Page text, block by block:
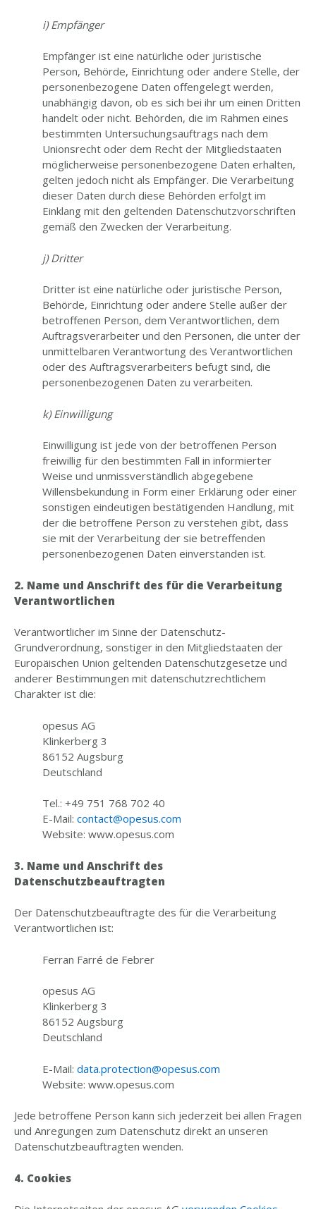
i) Empfänger
Empfänger ist eine natürliche oder juristische
Person, Behörde, Einrichtung oder andere Stelle, der
personenbezogene Daten offengelegt werden,
unabhängig davon, ob es sich bei ihr um einen Dritten
handelt oder nicht. Behörden, die im Rahmen eines
bestimmten Untersuchungsauftrags nach dem
Unionsrecht oder dem Recht der Mitgliedstaaten
möglicherweise personenbezogene Daten erhalten,
gelten jedoch nicht als Empfänger. Die Verarbeitung
dieser Daten durch diese Behörden erfolgt im
Einklang mit den geltenden Datenschutzvorschriften
gemäß den Zwecken der Verarbeitung.
j) Dritter
Dritter ist eine natürliche oder juristische Person,
Behörde, Einrichtung oder andere Stelle außer der
betroffenen Person, dem Verantwortlichen, dem
Auftragsverarbeiter und den Personen, die unter der
unmittelbaren Verantwortung des Verantwortlichen
oder des Auftragsverarbeiters befugt sind, die
personenbezogenen Daten zu verarbeiten.
k) Einwilligung
Einwilligung ist jede von der betroffenen Person
freiwillig für den bestimmten Fall in informierter
Weise und unmissverständlich abgegebene
Willensbekundung in Form einer Erklärung oder einer
sonstigen eindeutigen bestätigenden Handlung, mit
der die betroffene Person zu verstehen gibt, dass
sie mit der Verarbeitung der sie betreffenden
personenbezogenen Daten einverstanden ist.
2. Name und Anschrift des für die Verarbeitung
Verantwortlichen
Verantwortlicher im Sinne der Datenschutz-
Grundverordnung, sonstiger in den Mitgliedstaaten der
Europäischen Union geltenden Datenschutzgesetze und
anderer Bestimmungen mit datenschutzrechtlichem
Charakter ist die:
opesus AG
Klinkerberg 3
86152 Augsburg
Deutschland
Tel.: +49 751 768 702 40
E-Mail: contact@opesus.com
Website: www.opesus.com
3. Name und Anschrift des
Datenschutzbeauftragten
Der Datenschutzbeauftragte des für die Verarbeitung
Verantwortlichen ist:
Ferran Farré de Febrer
opesus AG
Klinkerberg 3
86152 Augsburg
Deutschland
E-Mail: data.protection@opesus.com
Website: www.opesus.com
Jede betroffene Person kann sich jederzeit bei allen Fragen
und Anregungen zum Datenschutz direkt an unseren
Datenschutzbeauftragten wenden.
4. Cookies